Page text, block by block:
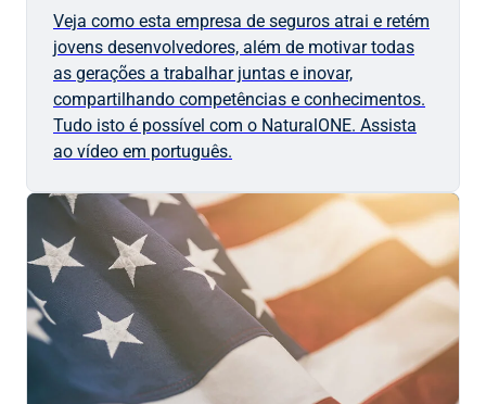
Veja como esta empresa de seguros atrai e retém
jovens desenvolvedores, além de motivar todas
as gerações a trabalhar juntas e inovar,
compartilhando competências e conhecimentos.
Tudo isto é possível com o NaturalONE. Assista
ao vídeo em português.